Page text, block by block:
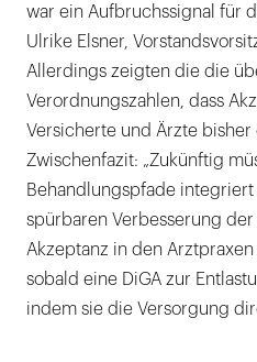
war ein Aufbruchssignal für
Ulrike Elsner,
Allerdings zeigten die die
Verordnungszahlen, dass
Versicherte und Ärzte
Zwischenfazit: „Zukünftig
Behandlungspfade
spürbaren Verbesserung
Akzeptanz in den
sobald eine DiGA zur
indem sie die Versorgung